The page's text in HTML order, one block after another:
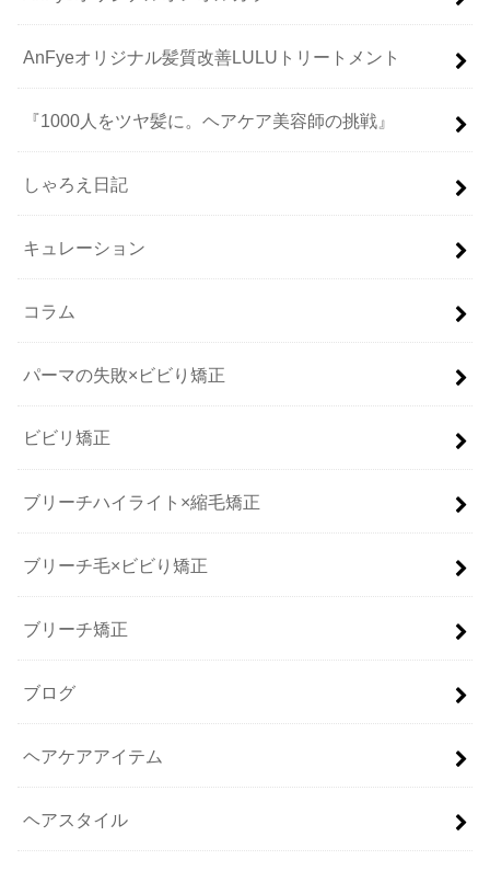
AnFyeオリジナル髪質改善LULUトリートメント
『1000人をツヤ髪に。ヘアケア美容師の挑戦』
しゃろえ日記
キュレーション
コラム
パーマの失敗×ビビり矯正
ビビリ矯正
ブリーチハイライト×縮毛矯正
ブリーチ毛×ビビり矯正
ブリーチ矯正
ブログ
ヘアケアアイテム
ヘアスタイル